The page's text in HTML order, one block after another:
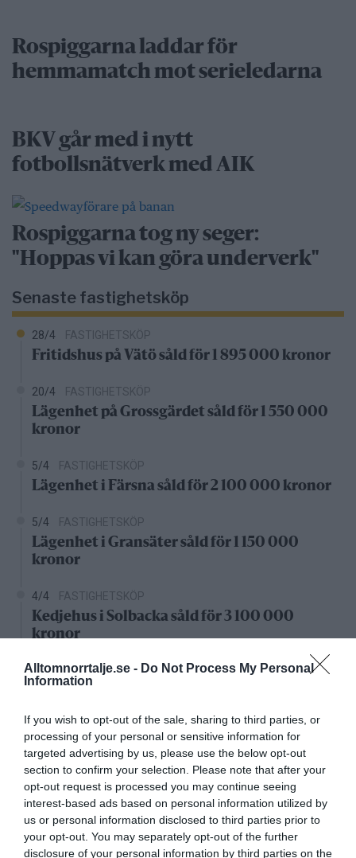
Alltomnorrtalje.se - Do Not Process My Personal
Information
If you wish to opt-out of the sale, sharing to third parties, or
processing of your personal or sensitive information for
targeted advertising by us, please use the below opt-out
section to confirm your selection. Please note that after your
opt-out request is processed you may continue seeing
interest-based ads based on personal information utilized by
us or personal information disclosed to third parties prior to
your opt-out. You may separately opt-out of the further
disclosure of your personal information by third parties on the
Rospiggarna laddar för
hemmamatch mot serieledarna
BKV går med i nytt
fotbollsnätverk med AIK
Rospiggarna tog ny seger:
"Hoppas vi kan göra underverk"
Senaste fastighetsköp
28/4 FASTIGHETSKÖP
Fritidshus på Vätö såld för 1 895 000 kronor
20/4 FASTIGHETSKÖP
Lägenhet på Grossgärdet såld för 1 550 000
kronor
5/4 FASTIGHETSKÖP
Lägenhet i Färsna såld för 2 100 000 kronor
5/4 FASTIGHETSKÖP
Lägenhet i Gransäter såld för 1 150 000
kronor
4/4 FASTIGHETSKÖP
Kedjehus i Solbacka såld för 3 100 000
kronor
Nystartade bolag
KGT Fastighet AB registrerat –
fastighetsbolag i Rimbo
NYA BOLAG
Panthalassa Åre AB registrerat –
fastighetsförvaltning i Yxlan
25/3 NYA BOLAG